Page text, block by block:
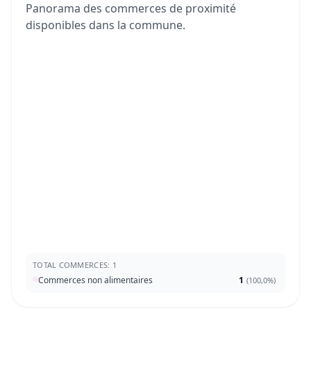
Panorama des commerces de proximité
disponibles dans la commune.
TOTAL COMMERCES: 1
Commerces non alimentaires 1 (100,0%)